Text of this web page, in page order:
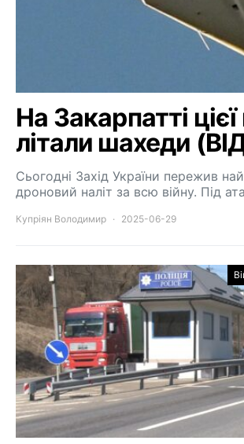
На Закарпатті цієї
літали шахеди
Сьогодні Захід України пережив
дроновий наліт за всю війну. Під
Купріян Володимир 2025-06-29